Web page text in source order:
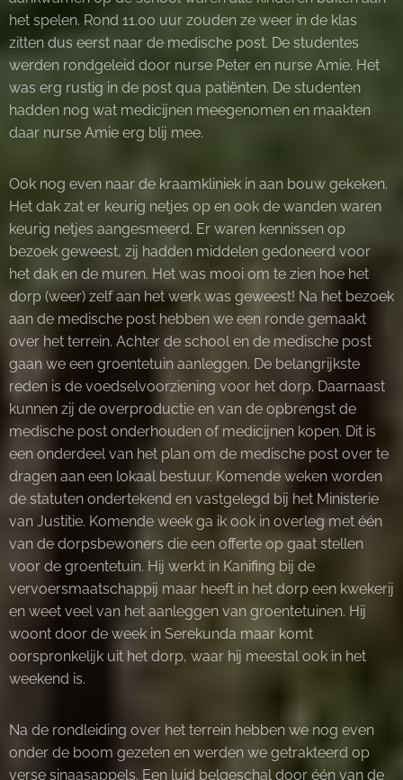
het spelen. Rond 11.00 uur zouden ze weer in de klas
zitten dus eerst naar de medische post. De studentes
werden rondgeleid door nurse Peter en nurse Amie. Het
was erg rustig in de post qua patiënten. De studenten
hadden nog wat medicijnen meegenomen en maakten
daar nurse Amie erg blij mee.
Ook nog even naar de kraamkliniek in aan bouw gekeken.
Het dak zat er keurig netjes op en ook de wanden waren
keurig netjes aangesmeerd. Er waren kennissen op
bezoek geweest, zij hadden middelen gedoneerd voor
het dak en de muren. Het was mooi om te zien hoe het
dorp (weer) zelf aan het werk was geweest! Na het bezoek
aan de medische post hebben we een ronde gemaakt
over het terrein. Achter de school en de medische post
gaan we een groentetuin aanleggen. De belangrijkste
reden is de voedselvoorziening voor het dorp. Daarnaast
kunnen zij de overproductie en van de opbrengst de
medische post onderhouden of medicijnen kopen. Dit is
een onderdeel van het plan om de medische post over te
dragen aan een lokaal bestuur. Komende weken worden
de statuten ondertekend en vastgelegd bij het Ministerie
van Justitie. Komende week ga ik ook in overleg met één
van de dorpsbewoners die een offerte op gaat stellen
voor de groentetuin. Hij werkt in Kanifing bij de
vervoersmaatschappij maar heeft in het dorp een kwekerij
en weet veel van het aanleggen van groentetuinen. Hij
woont door de week in Serekunda maar komt
oorspronkelijk uit het dorp, waar hij meestal ook in het
weekend is.
Na de rondleiding over het terrein hebben we nog even
onder de boom gezeten en werden we getrakteerd op
verse sinaasappels. Een luid belgeschal door één van de